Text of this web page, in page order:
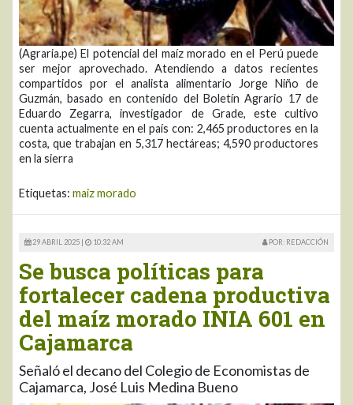
(Agraria.pe) El potencial del maíz morado en el Perú puede
ser mejor aprovechado. Atendiendo a datos recientes
compartidos por el analista alimentario Jorge Niño de
Guzmán, basado en contenido del Boletín Agrario 17 de
Eduardo Zegarra, investigador de Grade, este cultivo
cuenta actualmente en el país con: 2,465 productores en la
costa, que trabajan en 5,317 hectáreas; 4,590 productores
en la sierra
Etiquetas: maiz morado
29 ABRIL 2025 | 10:32 AM POR: REDACCIÓN
Se busca políticas para
fortalecer cadena productiva
del maíz morado INIA 601 en
Cajamarca
Señaló el decano del Colegio de Economistas de
Cajamarca, José Luis Medina Bueno